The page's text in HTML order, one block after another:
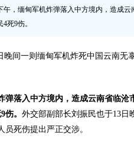
午，缅甸军机炸弹落入中方境内，造成
死9伤。
间一则缅甸军机炸死中国云南无
弹落入中方境内，造成云南省临沧
9伤。 外交部副部长刘振民也于13日
死伤提出严正交涉。